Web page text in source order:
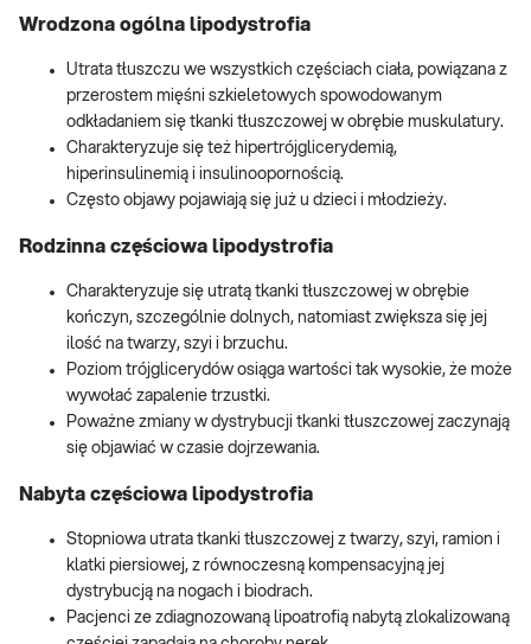
Wrodzona ogólna lipodystrofia
Utrata tłuszczu we wszystkich częściach ciała, powiązana z
przerostem mięśni szkieletowych spowodowanym
odkładaniem się tkanki tłuszczowej w obrębie muskulatury.
Charakteryzuje się też hipertrójglicerydemią,
hiperinsulinemią i insulinoopornością.
Często objawy pojawiają się już u dzieci i młodzieży.
Rodzinna częściowa lipodystrofia
Charakteryzuje się utratą tkanki tłuszczowej w obrębie
kończyn, szczególnie dolnych, natomiast zwiększa się jej
ilość na twarzy, szyi i brzuchu.
Poziom trójglicerydów osiąga wartości tak wysokie, że może
wywołać zapalenie trzustki.
Poważne zmiany w dystrybucji tkanki tłuszczowej zaczynają
się objawiać w czasie dojrzewania.
Nabyta częściowa lipodystrofia
Stopniowa utrata tkanki tłuszczowej z twarzy, szyi, ramion i
klatki piersiowej, z równoczesną kompensacyjną jej
dystrybucją na nogach i biodrach.
Pacjenci ze zdiagnozowaną lipoatrofią nabytą zlokalizowaną